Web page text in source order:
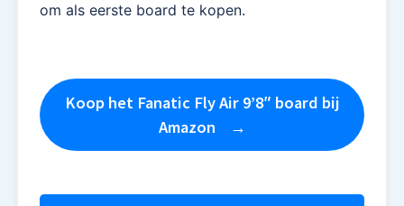
om als eerste board te kopen.
Koop het Fanatic Fly Air 9’8″ board bij
Amazon